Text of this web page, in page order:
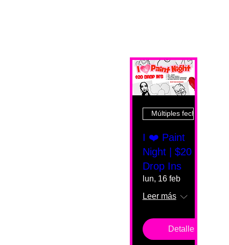
Múltiples fechas
I ❤️ Paint
Night | $20
Drop Ins
lun, 16 feb
Leer más
Detalles